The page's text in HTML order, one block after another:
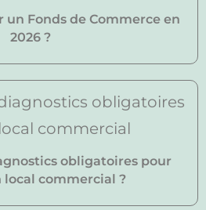
Fonds de Commerce en
2026 ?
obligatoires pour
local commercial ?